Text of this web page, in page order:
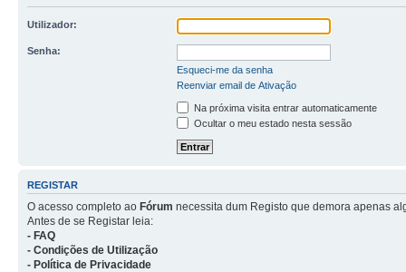
Utilizador:
Senha:
Esqueci-me da senha
Reenviar email de Ativação
Na próxima visita entrar automaticamente
Ocultar o meu estado nesta sessão
REGISTAR
O acesso completo ao Fórum necessita dum Registo que demora apenas
Antes de se Registar leia:
- FAQ
- Condições de Utilização
- Política de Privacidade